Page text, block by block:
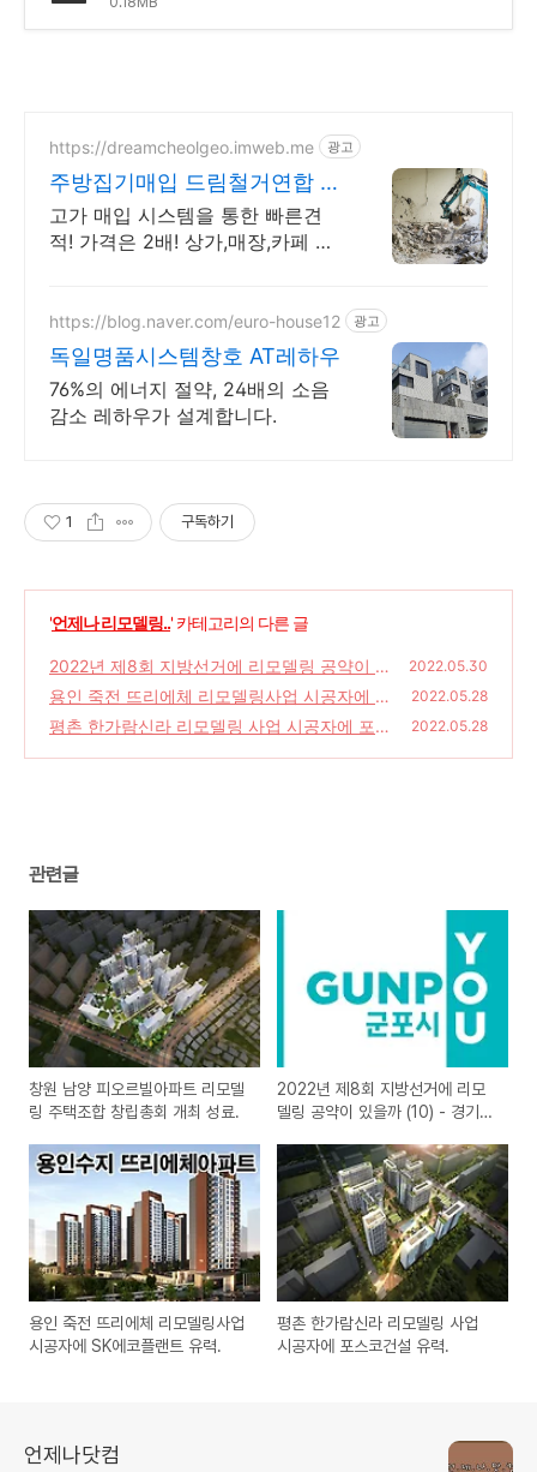
https://dreamcheolgeo.imweb.me 광고
주방집기매입 드림철거연합 상
가,카페,식당,학원철거
고가 매입 시스템을 통한 빠른견
적! 가격은 2배! 상가,매장,카페 등
https://blog.naver.com/euro-house12 광고
독일명품시스템창호 AT레하우
76%의 에너지 절약, 24배의 소음
감소 레하우가 설계합니다.
1 구독하기
'언제나 리모델링..' 카테고리의 다른 글
2022년 제8회 지방선거에 리모델링 공약이 있
을까 (10) - 경기 군포시장
(0)
2022.05.30
용인 죽전 뜨리에체 리모델링사업 시공자에 S
K에코플랜트 유력.
(0)
2022.05.28
평촌 한가람신라 리모델링 사업 시공자에 포스
2022.05.28
관련글
창원 남양 피오르빌아파트 리모델
링 주택조합 창립총회 개최 성료.
2022년 제8회 지방선거에 리모
델링 공약이 있을까 (10) - 경기
용인 죽전 뜨리에체 리모델링사업
시공자에 SK에코플랜트 유력.
평촌 한가람신라 리모델링 사업
시공자에 포스코건설 유력.
언제나닷컴